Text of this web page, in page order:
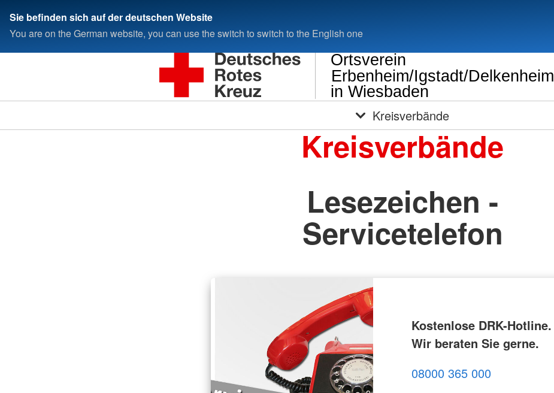
Sie befinden sich auf der deutschen Website
You are on the German website, you can use the switch to switch to the English one
in Wiesbaden
Erbenheim/Igstadt/Delkenheim
Ortsverein
Kreisverbände
Kreisverbände
Lesezeichen -
Servicetelefon
Kostenlose DRK-Hotline.
Wir beraten Sie gerne.
08000 365 000